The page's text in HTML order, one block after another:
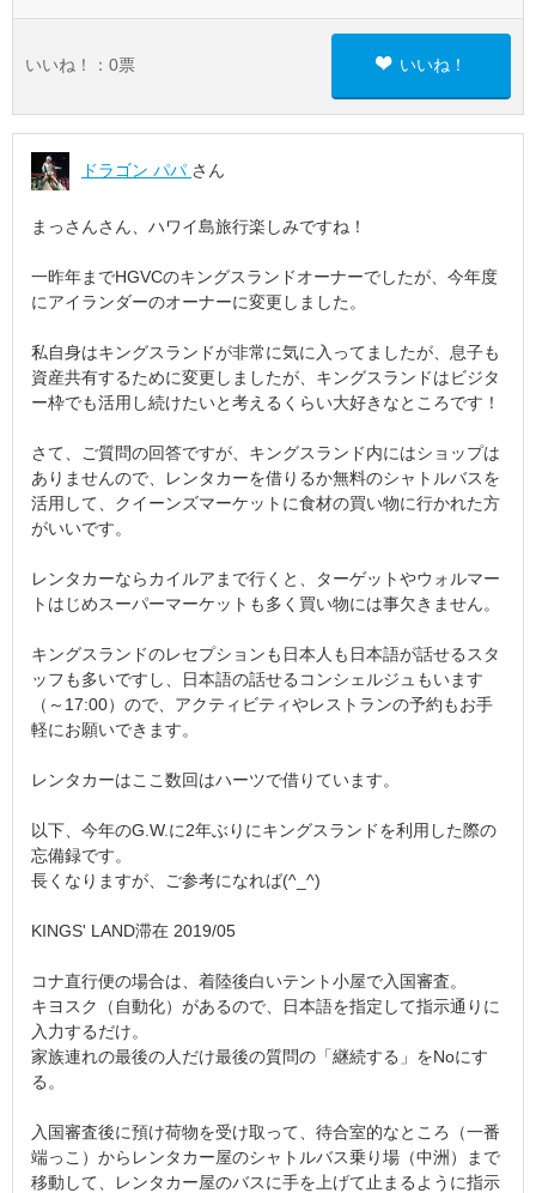
いいね！： 0票 いいね！
ドラゴン パパ さん
まっさんさん、ハワイ島旅行楽しみですね！
一昨年までHGVCのキングスランドオーナーでしたが、今年度
にアイランダーのオーナーに変更しました。
私自身はキングスランドが非常に気に入ってましたが、息子も
資産共有するために変更しましたが、キングスランドはビジタ
ー枠でも活用し続けたいと考えるくらい大好きなところです！
さて、ご質問の回答ですが、キングスランド内にはショップは
ありませんので、レンタカーを借りるか無料のシャトルバスを
活用して、クイーンズマーケットに食材の買い物に行かれた方
がいいです。
レンタカーならカイルアまで行くと、ターゲットやウォルマー
トはじめスーパーマーケットも多く買い物には事欠きません。
キングスランドのレセプションも日本人も日本語が話せるスタ
ッフも多いですし、日本語の話せるコンシェルジュもいます
（～17:00）ので、アクティビティやレストランの予約もお手
軽にお願いできます。
レンタカーはここ数回はハーツで借りています。
以下、今年のG.W.に2年ぶりにキングスランドを利用した際の
忘備録です。
長くなりますが、ご参考になれば(^_^)
KINGS' LAND滞在 2019/05
コナ直行便の場合は、着陸後白いテント小屋で入国審査。
キヨスク（自動化）があるので、日本語を指定して指示通りに
入力するだけ。
家族連れの最後の人だけ最後の質問の「継続する」をNoにす
る。
入国審査後に預け荷物を受け取って、待合室的なところ（一番
端っこ）からレンタカー屋のシャトルバス乗り場（中洲）まで
移動して、レンタカー屋のバスに手を上げて止まるように指示